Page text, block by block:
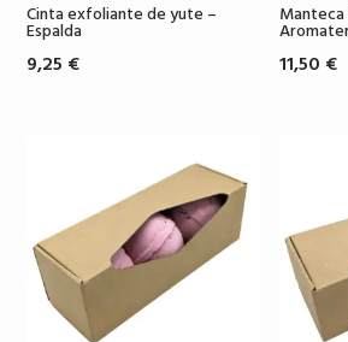
Cinta exfoliante de yute –
Espalda
9,25 € 11,50 €